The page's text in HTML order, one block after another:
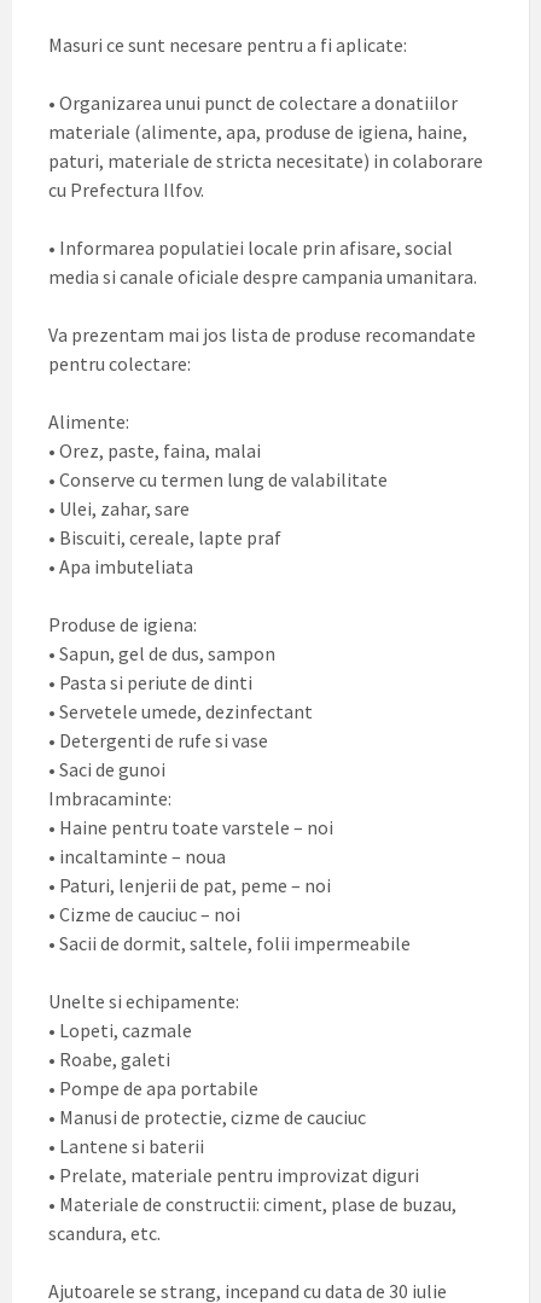
Masuri ce sunt necesare pentru a fi aplicate:
• Organizarea unui punct de colectare a donatiilor
materiale (alimente, apa, produse de igiena, haine,
paturi, materiale de stricta necesitate) in colaborare
cu Prefectura Ilfov.
• Informarea populatiei locale prin afisare, social
media si canale oficiale despre campania umanitara.
Va prezentam mai jos lista de produse recomandate
pentru colectare:
Alimente:
• Orez, paste, faina, malai
• Conserve cu termen lung de valabilitate
• Ulei, zahar, sare
• Biscuiti, cereale, lapte praf
• Apa imbuteliata
Produse de igiena:
• Sapun, gel de dus, sampon
• Pasta si periute de dinti
• Servetele umede, dezinfectant
• Detergenti de rufe si vase
• Saci de gunoi
Imbracaminte:
• Haine pentru toate varstele – noi
• incaltaminte – noua
• Paturi, lenjerii de pat, peme – noi
• Cizme de cauciuc – noi
• Sacii de dormit, saltele, folii impermeabile
Unelte si echipamente:
• Lopeti, cazmale
• Roabe, galeti
• Pompe de apa portabile
• Manusi de protectie, cizme de cauciuc
• Lantene si baterii
• Prelate, materiale pentru improvizat diguri
• Materiale de constructii: ciment, plase de buzau,
scandura, etc.
Ajutoarele se strang, incepand cu data de 30 iulie